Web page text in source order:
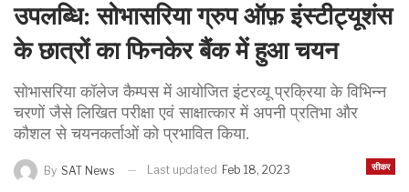
उपलब्धि: सोभासरिया ग्रुप ऑफ़ इंस्टीट्यूशंस
के छात्रों का फिनकेर बैंक में हुआ चयन
सोभासरिया कॉलेज कैम्पस में आयोजित इंटरव्यू प्रक्रिया के विभिन्न
चरणों जैसे लिखित परीक्षा एवं साक्षात्कार में अपनी प्रतिभा और
कौशल से चयनकर्ताओं को प्रभावित किया.
सीकर
By SAT News Last updated Feb 18, 2023